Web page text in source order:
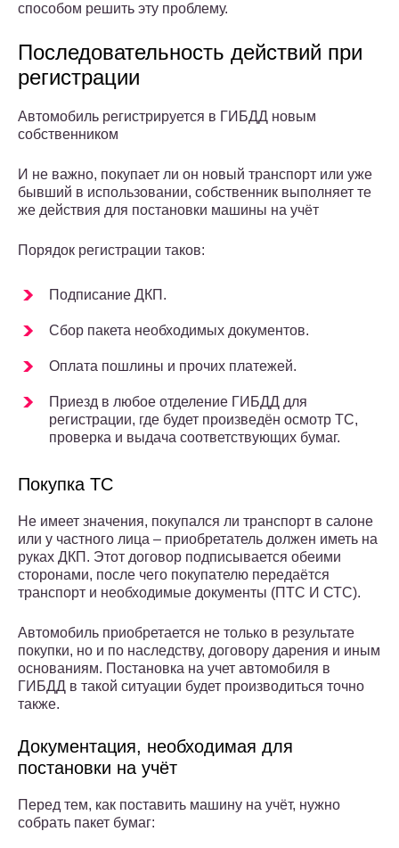
способом решить эту проблему.
Последовательность действий при
регистрации
Автомобиль регистрируется в ГИБДД новым
собственником
И не важно, покупает ли он новый транспорт или уже
бывший в использовании, собственник выполняет те
же действия для постановки машины на учёт
Порядок регистрации таков:
Подписание ДКП.
Сбор пакета необходимых документов.
Оплата пошлины и прочих платежей.
Приезд в любое отделение ГИБДД для
регистрации, где будет произведён осмотр ТС,
проверка и выдача соответствующих бумаг.
Покупка ТС
Не имеет значения, покупался ли транспорт в салоне
или у частного лица – приобретатель должен иметь на
руках ДКП. Этот договор подписывается обеими
сторонами, после чего покупателю передаётся
транспорт и необходимые документы (ПТС И СТС).
Автомобиль приобретается не только в результате
покупки, но и по наследству, договору дарения и иным
основаниям. Постановка на учет автомобиля в
ГИБДД в такой ситуации будет производиться точно
также.
Документация, необходимая для
постановки на учёт
Перед тем, как поставить машину на учёт, нужно
собрать пакет бумаг: